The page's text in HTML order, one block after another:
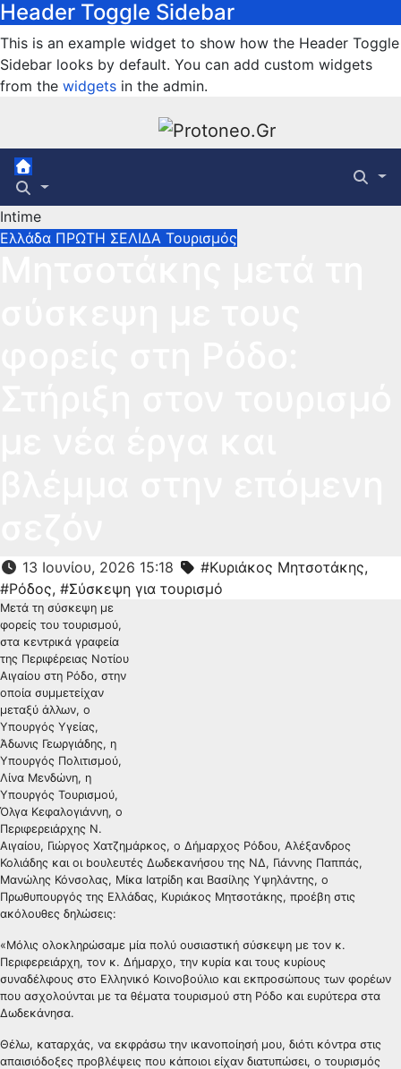
Μετάβαση
περιεχόμενο
Header Toggle Sidebar
This is an example widget to show how the Header Toggle
Sidebar looks by default. You can add custom widgets
from the widgets in the admin.
Intime
Ελλάδα ΠΡΩΤΗ ΣΕΛΙΔΑ Τουρισμός
13 Ιουνίου, 2026 15:18 #Κυριάκος Μητσοτάκης,
#Ρόδος, #Σύσκεψη για τουρισμό
Μετά τη σύσκεψη με
φορείς του τουρισμού,
στα κεντρικά γραφεία
της Περιφέρειας Νοτίου
Αιγαίου στη Ρόδο, στην
οποία συμμετείχαν
μεταξύ άλλων, ο
Υπουργός Υγείας,
Άδωνις Γεωργιάδης, η
Υπουργός Πολιτισμού,
Λίνα Μενδώνη, η
Υπουργός Τουρισμού,
Όλγα Κεφαλογιάννη, ο
Περιφερειάρχης Ν.
Αιγαίου, Γιώργος Χατζημάρκος, ο Δήμαρχος Ρόδου, Αλέξανδρος
Κολιάδης και οι bουλευτές Δωδεκανήσου της ΝΔ, Γιάννης Παππάς,
Μανώλης Κόνσολας, Μίκα Ιατρίδη και Βασίλης Υψηλάντης, ο
Πρωθυπουργός της Ελλάδας, Κυριάκος Μητσοτάκης, προέβη στις
ακόλουθες δηλώσεις:
«Μόλις ολοκληρώσαμε μία πολύ ουσιαστική σύσκεψη με τον κ.
Περιφερειάρχη, τον κ. Δήμαρχο, την κυρία και τους κυρίους
συναδέλφους στο Ελληνικό Κοινοβούλιο και εκπροσώπους των φορέων
που ασχολούνται με τα θέματα τουρισμού στη Ρόδο και ευρύτερα στα
Δωδεκάνησα.
Θέλω, καταρχάς, να εκφράσω την ικανοποίησή μου, διότι κόντρα στις
απαισιόδοξες προβλέψεις που κάποιοι είχαν διατυπώσει, ο τουρισμός